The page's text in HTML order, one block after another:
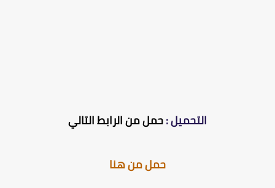
التحميل :حمل من الرابط التالي
حمل من هنا